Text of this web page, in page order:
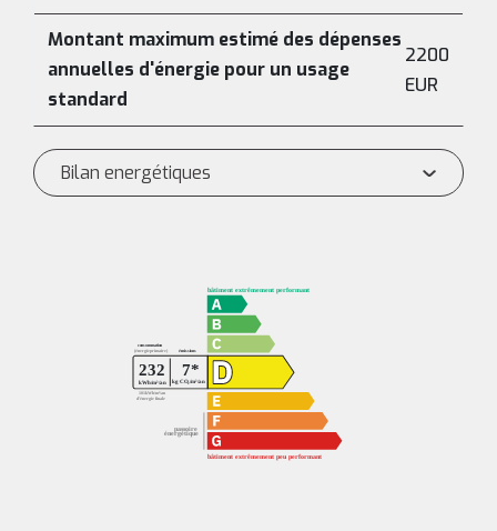
Montant maximum estimé des dépenses
annuelles d'énergie pour un usage
standard
2200
EUR
Bilan energétiques